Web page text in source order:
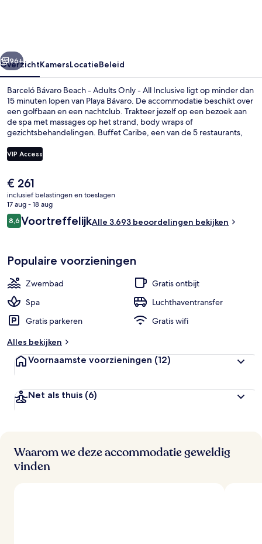
-
All
Inclusive
Volgende
96+
OverzichtKamersLocatieBeleid
Barceló Bávaro Beach - Adults Only - All Inclusive ligt op minder dan
15 minuten lopen van Playa Bávaro. De accommodatie beschikt over
een golfbaan en een nachtclub. Trakteer jezelf op een bezoek aan
de spa met massages op het strand, body wraps of
gezichtsbehandelingen. Buffet Caribe, een van de 5 restaurants,
diner. Deze accommodatie met alles inbegrepen biedt ook
hoogtepunten zoals 2 bars/lounges, een waterpark en een
zwembad en het behulpzame personeel.
VIP Access
De
huidige
prijs
is
€ 261
€ 261
inclusief belastingen en toeslagen
17 aug - 18 aug
Beoordelingen
8,68,6 op 10 –
VoortreffelijkAlle 3.693 beoordelingen bekijken
Populaire voorzieningen
Zwembad
Gratis ontbijt
Spa
Luchthaventransfer
Gratis parkeren
Gratis wifi
Alles bekijken
Voornaamste voorzieningen (12)
Net als thuis (6)
Waarom we deze accommodatie geweldig
vinden